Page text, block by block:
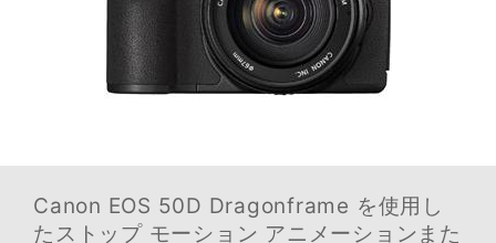
Canon EOS 50D Dragonframe を使用し
たストップ モーション アニメーションまた